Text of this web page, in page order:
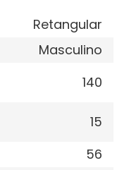
Retangular
Masculino
140
15
56